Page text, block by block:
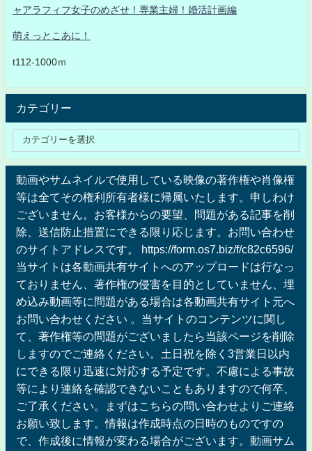
ャアラフィフ女子のめざせ！専業主婦！婚活計画編
萌えっとこあに！
t112-1000ｍ
カテゴリー
動画やサムネイルで使用している映像の著作権や肖像権
等は全てその権利所有者様に帰属いたします。申しわけ
ございません。お客様からの要望、問題がある記事を削
除、送信防止措置にできる限り応じます。お問い合わせ
のサイトアドレスです。 https://form.os7.biz/f/c82c6596/
当サイトは各動画共有サイトへのアップロードは行なっ
ておりません、著作権の侵害を目的としていません、埋
め込み動画等に問題がある場合は各動画共有サイト元へ
お問い合わせください 。当サイトのコンテンツに関し
て、著作権等の問題がございましたら当該ページを削除
しますのでご連絡ください。土日祝を除く3営業日以内
にできる限り迅速に対応する予定です。不慮による事故
等により連絡を確認できないこともありますので何卒、
ご了承ください。まずはこちらの問い合わせよりご連絡
お願い致します。情報は作成時点の日時のものですの
で、作成後に情報が変わる場合がございます。動画サム